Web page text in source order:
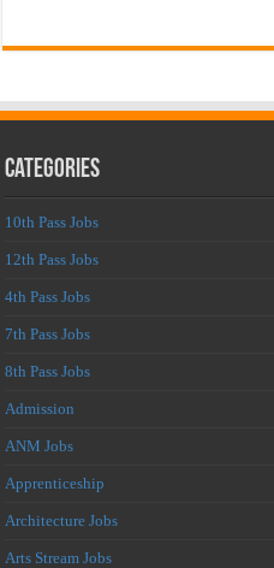
Categories
10th Pass Jobs
12th Pass Jobs
4th Pass Jobs
7th Pass Jobs
8th Pass Jobs
Admission
ANM Jobs
Apprenticeship
Architecture Jobs
Arts Stream Jobs